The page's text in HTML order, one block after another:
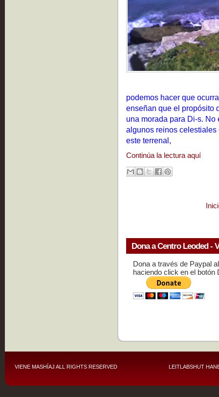
podemos hacer que
enseñan que el propósito
una morada para Di-s.
algunos reinos
este terrenal,
Continúa la lectura aquí
Dona a Centro Leoded -
Dona a través de Paypal
haciendo click en el botón
VIENE MASHÍAJ ALL RIGHTS RESERVED LEITLABSHUT